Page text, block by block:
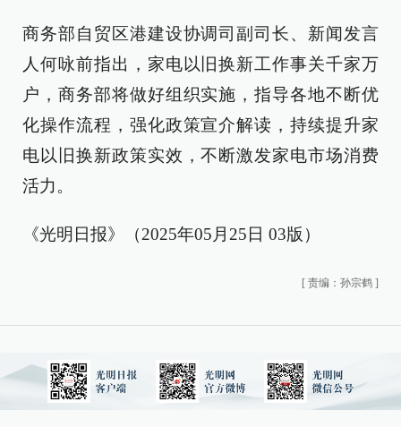
商务部自贸区港建设协调司副司长、新闻发言
人何咏前指出，家电以旧换新工作事关千家万
户，商务部将做好组织实施，指导各地不断优
化操作流程，强化政策宣介解读，持续提升家
电以旧换新政策实效，不断激发家电市场消费
活力。
《光明日报》（2025年05月25日 03版）
[ 责编：孙宗鹤 ]